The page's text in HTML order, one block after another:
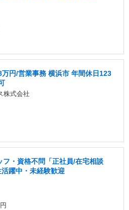
円/営業事務 横浜市 年間休日123
株式会社
・資格不問「正社員/在宅相談
躍中・未経験歓迎